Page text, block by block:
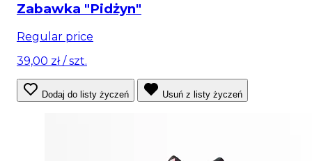
Zabawka "Pidżyn"
Regular price
39,00 zł/ szt.
Dodaj do listy życzeń Usuń z listy życzeń